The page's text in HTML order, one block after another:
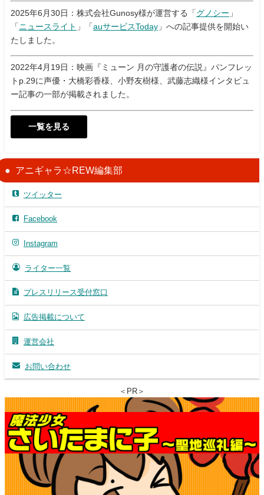
2025年6月30日：株式会社Gunosy様が運営する「 グノシー 」
「 ニュースライト 」「auサービスToday 」への記事提供を開始い
たしました。
2022年4月19日：映画『ミューン 月の守護者の伝説』パンフレッ
トp.29に声優・大橋彩香様、小野友樹様、武藤志織様インタビュ
ー記事の一部が掲載されました。
一覧を見る
アニギャラ☆REW編集部
ツイッター
Facebook
Instagram
ライター一覧
プレスリリース受付窓口
広告掲載について
運営会社
お問い合わせ
＜PR＞